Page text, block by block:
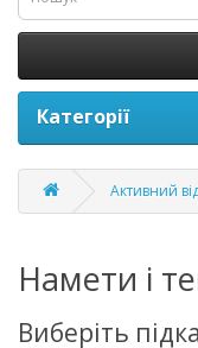
Категорії
Активний
Намети і
Виберіть